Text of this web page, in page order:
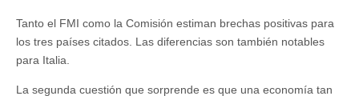
Tanto el FMI como la Comisión estiman brechas positivas para
los tres países citados. Las diferencias son también notables
para Italia.
La segunda cuestión que sorprende es que una economía tan